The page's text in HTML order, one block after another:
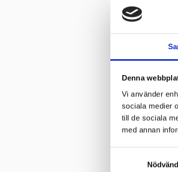
Denna
Vi använder
sociala medier
till de sociala
med annan
✓
✓
✓
✓
✓
)
✓